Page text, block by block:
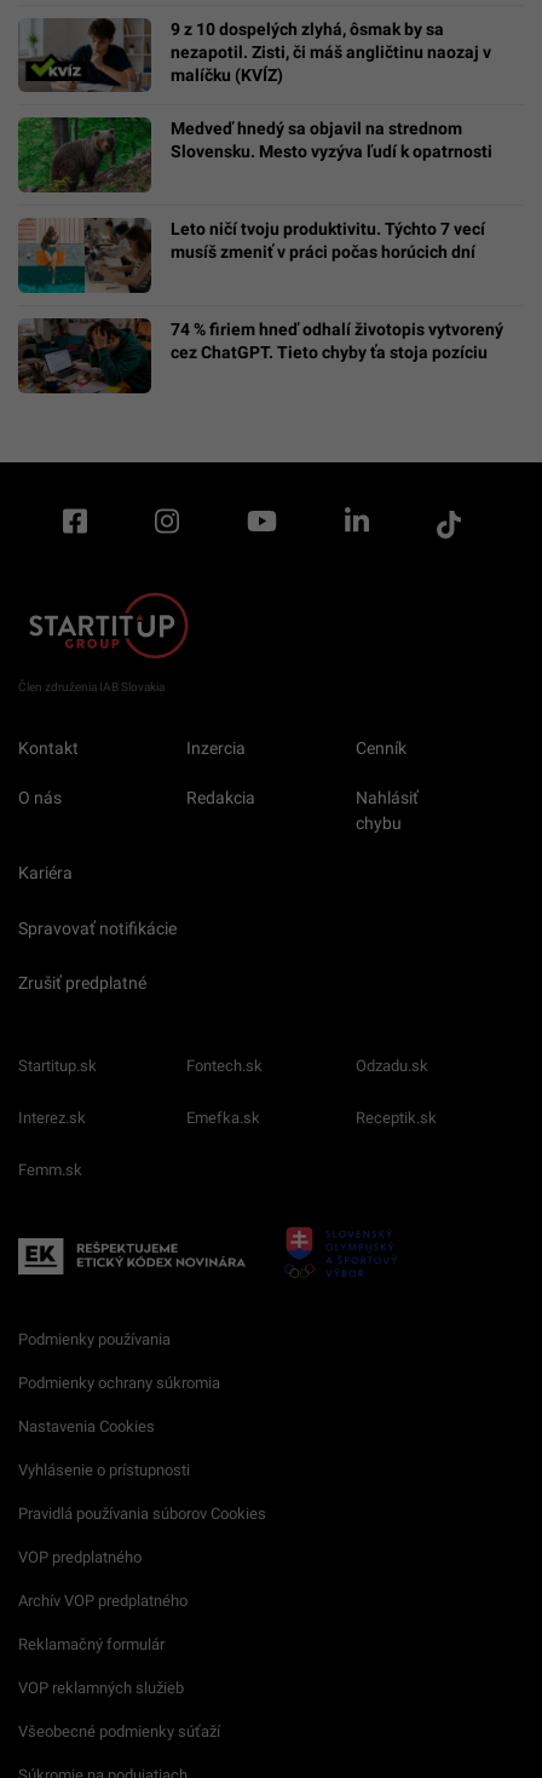
9 z 10 dospelých zlyhá, ôsmak by sa
nezapotil. Zisti, či máš angličtinu naozaj v
malíčku (KVÍZ)
Medveď hnedý sa objavil na strednom
Slovensku. Mesto vyzýva ľudí k opatrnosti
Leto ničí tvoju produktivitu. Týchto 7 vecí
musíš zmeniť v práci počas horúcich dní
74 % firiem hneď odhalí životopis vytvorený
cez ChatGPT. Tieto chyby ťa stoja pozíciu
Člen združenia IAB Slovakia
Kontakt Inzercia Cenník
O nás Redakcia
Nahlásiť
chybu
Kariéra
Spravovať notifikácie
Zrušiť predplatné
Startitup.sk Fontech.sk Odzadu.sk
Interez.sk Emefka.sk Receptik.sk
Femm.sk
Podmienky používania
Podmienky ochrany súkromia
Nastavenia Cookies
Vyhlásenie o prístupnosti
Pravidlá používania súborov Cookies
VOP predplatného
Archív VOP predplatného
Reklamačný formulár
VOP reklamných služieb
Všeobecné podmienky súťaží